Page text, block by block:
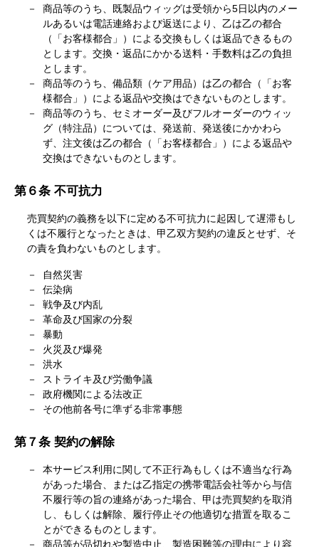
商品等のうち、既製品ウィッグは受領から5日以内のメー
ルあるいは電話連絡および返送により、乙は乙の都合
（「お客様都合」）による交換もしくは返品できるもの
とします。交換・返品にかかる送料・手数料は乙の負担
とします。
商品等のうち、備品類（ケア用品）は乙の都合（「お客
様都合」）による返品や交換はできないものとします。
商品等のうち、セミオーダー及びフルオーダーのウィッ
グ（特注品）については、発送前、発送後にかかわら
ず、注文後は乙の都合（「お客様都合」）による返品や
交換はできないものとします。
第６条 不可抗力
売買契約の義務を以下に定める不可抗力に起因して遅滞もし
くは不履行となったときは、甲乙双方契約の違反とせず、そ
の責を負わないものとします。
自然災害
伝染病
戦争及び内乱
革命及び国家の分裂
暴動
火災及び爆発
洪水
ストライキ及び労働争議
政府機関による法改正
その他前各号に準ずる非常事態
第７条 契約の解除
本サービス利用に関して不正行為もしくは不適当な行為
があった場合、または乙指定の携帯電話会社等から与信
不履行等の旨の連絡があった場合、甲は売買契約を取消
し、もしくは解除、履行停止その他適切な措置を取るこ
とができるものとします。
商品等が品切れや製造中止、製造困難等の理由により容